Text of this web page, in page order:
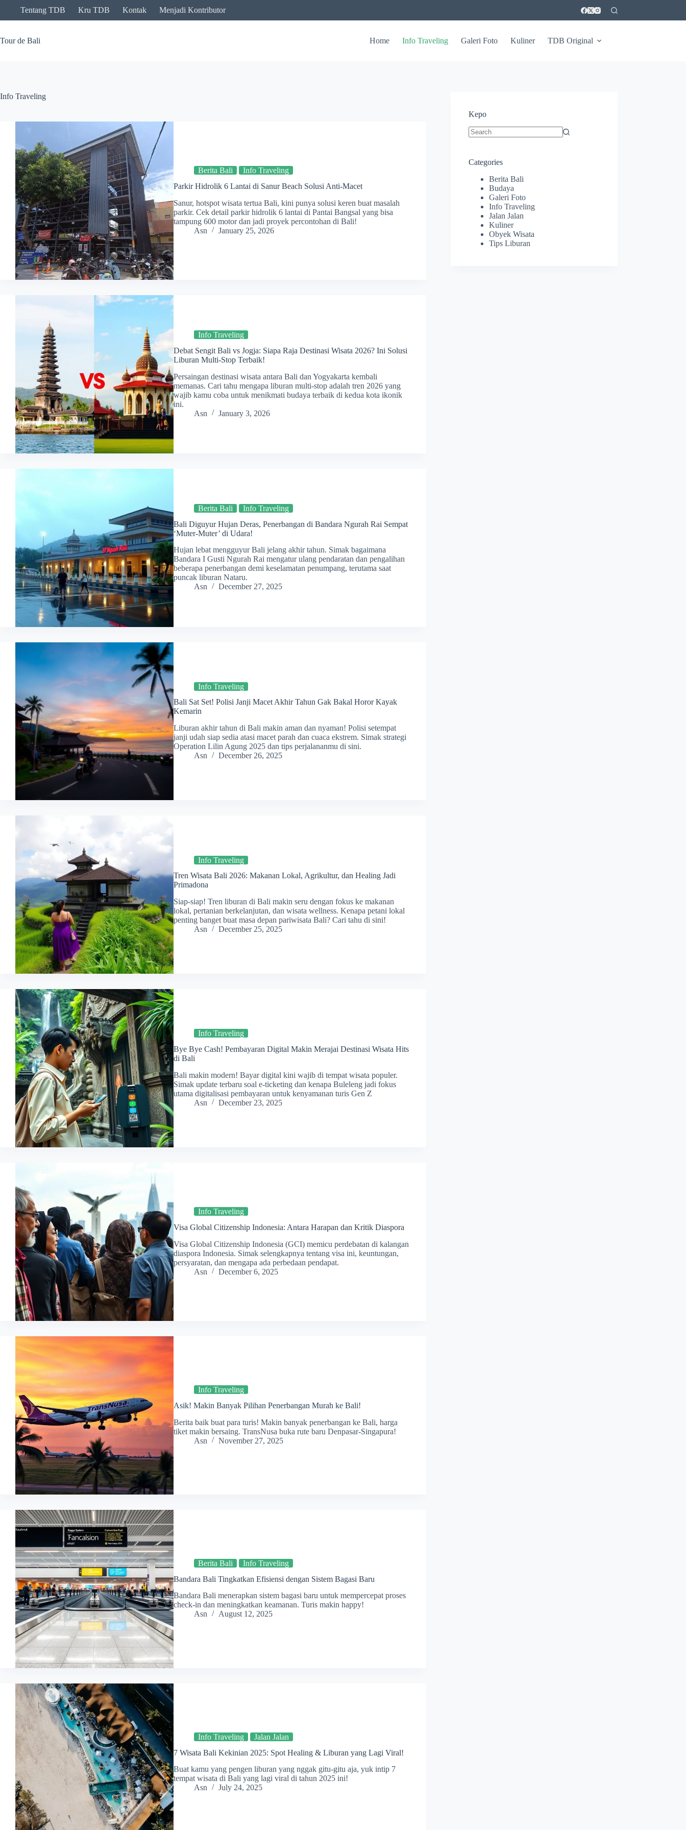
content
Tentang TDB Kru TDB Kontak Menjadi Kontributor
Tour de Bali Home Info Traveling Galeri Foto Kuliner TDB Original
Info Traveling
Berita Bali
Info Traveling
Parkir Hidrolik 6 Lantai di Sanur Beach Solusi Anti-Macet
Sanur, hotspot wisata tertua Bali, kini punya solusi keren buat masalah
parkir. Cek detail parkir hidrolik 6 lantai di Pantai Bangsal yang bisa
tampung 600 motor dan jadi proyek percontohan di Bali!
Asn
January 25, 2026
Info Traveling
Debat Sengit Bali vs Jogja: Siapa Raja Destinasi Wisata 2026? Ini Solusi
Liburan Multi-Stop Terbaik!
Persaingan destinasi wisata antara Bali dan Yogyakarta kembali
memanas. Cari tahu mengapa liburan multi-stop adalah tren 2026 yang
wajib kamu coba untuk menikmati budaya terbaik di kedua kota ikonik
ini.
Asn
January 3, 2026
Berita Bali
Info Traveling
Bali Diguyur Hujan Deras, Penerbangan di Bandara Ngurah Rai Sempat
‘Muter-Muter’ di Udara!
Hujan lebat mengguyur Bali jelang akhir tahun. Simak bagaimana
Bandara I Gusti Ngurah Rai mengatur ulang pendaratan dan pengalihan
beberapa penerbangan demi keselamatan penumpang, terutama saat
puncak liburan Nataru.
Asn
December 27, 2025
Info Traveling
Bali Sat Set! Polisi Janji Macet Akhir Tahun Gak Bakal Horor Kayak
Kemarin
Liburan akhir tahun di Bali makin aman dan nyaman! Polisi setempat
janji udah siap sedia atasi macet parah dan cuaca ekstrem. Simak strategi
Operation Lilin Agung 2025 dan tips perjalananmu di sini.
Asn
December 26, 2025
Info Traveling
Tren Wisata Bali 2026: Makanan Lokal, Agrikultur, dan Healing Jadi
Primadona
Siap-siap! Tren liburan di Bali makin seru dengan fokus ke makanan
lokal, pertanian berkelanjutan, dan wisata wellness. Kenapa petani lokal
penting banget buat masa depan pariwisata Bali? Cari tahu di sini!
Asn
December 25, 2025
Info Traveling
Bye Bye Cash! Pembayaran Digital Makin Merajai Destinasi Wisata Hits
di Bali
Bali makin modern! Bayar digital kini wajib di tempat wisata populer.
Simak update terbaru soal e-ticketing dan kenapa Buleleng jadi fokus
utama digitalisasi pembayaran untuk kenyamanan turis Gen Z
Asn
December 23, 2025
Info Traveling
Visa Global Citizenship Indonesia: Antara Harapan dan Kritik Diaspora
Visa Global Citizenship Indonesia (GCI) memicu perdebatan di kalangan
diaspora Indonesia. Simak selengkapnya tentang visa ini, keuntungan,
persyaratan, dan mengapa ada perbedaan pendapat.
Asn
December 6, 2025
Info Traveling
Asik! Makin Banyak Pilihan Penerbangan Murah ke Bali!
Berita baik buat para turis! Makin banyak penerbangan ke Bali, harga
tiket makin bersaing. TransNusa buka rute baru Denpasar-Singapura!
Asn
November 27, 2025
Berita Bali
Info Traveling
Bandara Bali Tingkatkan Efisiensi dengan Sistem Bagasi Baru
Bandara Bali menerapkan sistem bagasi baru untuk mempercepat proses
check-in dan meningkatkan keamanan. Turis makin happy!
Asn
August 12, 2025
Info Traveling
Jalan Jalan
7 Wisata Bali Kekinian 2025: Spot Healing & Liburan yang Lagi Viral!
Buat kamu yang pengen liburan yang nggak gitu-gitu aja, yuk intip 7
tempat wisata di Bali yang lagi viral di tahun 2025 ini!
Asn
July 24, 2025
Kepo
Categories
Berita Bali
Budaya
Galeri Foto
Info Traveling
Jalan Jalan
Kuliner
Obyek Wisata
Tips Liburan